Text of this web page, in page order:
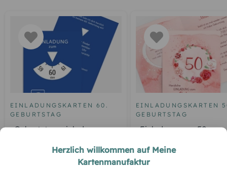
EINLADUNGSKARTEN 60.
GEBURTSTAG
Geburtstagseinladung
EINLADUNGSKARTEN
GEBURTSTAG
Einladung zum 50.
Herzlich willkommen auf Meine
Kartenmanufaktur